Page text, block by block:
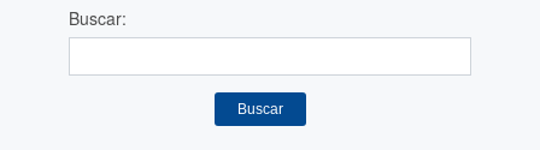
Buscar:
Buscar